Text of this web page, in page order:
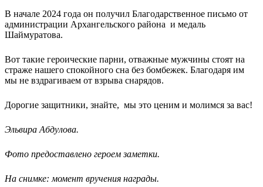
В начале 2024 года он получил Благодарственное письмо от
администрации Архангельского района и медаль
Шаймуратова.
Вот такие героические парни, отважные мужчины стоят на
страже нашего спокойного сна без бомбежек. Благодаря им
мы не вздрагиваем от взрыва снарядов.
Дорогие защитники, знайте, мы это ценим и молимся за вас!
Эльвира Абдулова.
Фото предоставлено героем заметки.
На снимке: момент вручения награды.